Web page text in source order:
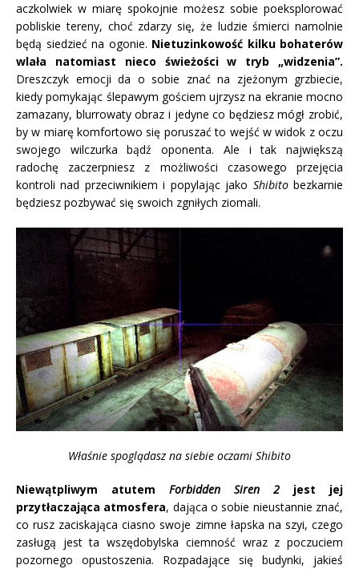
aczkolwiek w miarę spokojnie możesz sobie poeksplorować
pobliskie tereny, choć zdarzy się, że ludzie śmierci namolnie
będą siedzieć na ogonie. Nietuzinkowość kilku bohaterów
wlała natomiast nieco świeżości w tryb „widzenia”.
Dreszczyk emocji da o sobie znać na zjeżonym grzbiecie,
kiedy pomykając ślepawym gościem ujrzysz na ekranie mocno
zamazany, blurrowaty obraz i jedyne co będziesz mógł zrobić,
by w miarę komfortowo się poruszać to wejść w widok z oczu
swojego wilczurka bądź oponenta. Ale i tak największą
radochę zaczerpniesz z możliwości czasowego przejęcia
kontroli nad przeciwnikiem i popylając jako Shibitobezkarnie
będziesz pozbywać się swoich zgniłych ziomali.
Właśnie spoglądasz na siebie oczami Shibito
Niewątpliwym atutem Forbidden Siren 2 jest jej
przytłaczająca atmosfera, dająca o sobie nieustannie znać,
co rusz zaciskająca ciasno swoje zimne łapska na szyi, czego
zasługą jest ta wszędobylska ciemność wraz z poczuciem
pozornego opustoszenia. Rozpadające się budynki, jakieś